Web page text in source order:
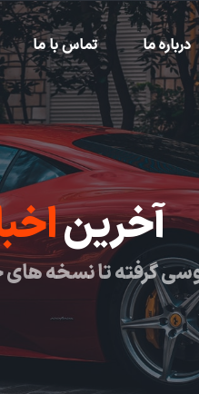
درباره ما تماس با ما
آخرین
گرفته تا نسخه